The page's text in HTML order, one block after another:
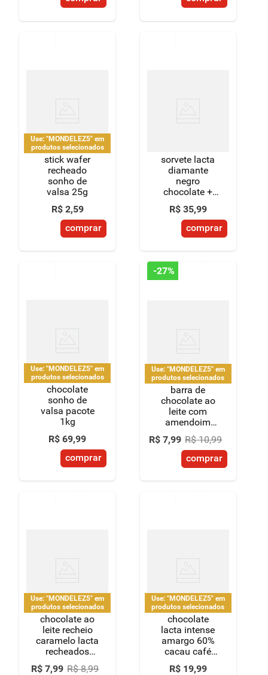
Use: "MONDELEZ5" em
produtos selecionados
stick wafer
recheado
sonho de
valsa 25g
R$ 2,59
comprar
sorvete lacta
diamante
negro
chocolate +
laka chocolate
branco pote
1,5l
R$ 35,99
comprar
Use: "MONDELEZ5" em
produtos selecionados
chocolate
sonho de
valsa pacote
1kg
R$ 69,99
comprar
-27%
Use: "MONDELEZ5" em
produtos selecionados
barra de
chocolate ao
leite com
amendoim
lacta shot 80g
R$ 7,99 R$ 10,99
comprar
Use: "MONDELEZ5" em
produtos selecionados
chocolate ao
leite recheio
caramelo lacta
recheados
pacote 104g
R$ 7,99 R$ 8,99
Use: "MONDELEZ5" em
produtos selecionados
chocolate
lacta intense
amargo 60%
cacau café
R$ 19,99